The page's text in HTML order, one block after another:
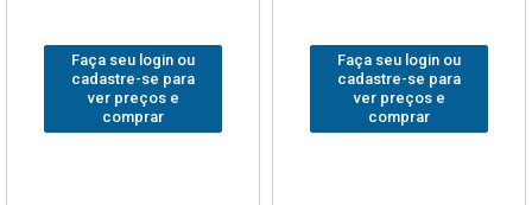
Faça seu login ou
cadastre-se para
ver preços e
comprar
Faça seu login ou
cadastre-se para
ver preços e
comprar